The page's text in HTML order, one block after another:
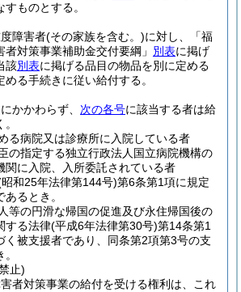
ものとする。
障害者(その家族を含む。)に対し、「福
対策事業補助金交付要綱」 別表に掲げ
該別表に掲げる品目の物品を別に定める
る手続きに従い給付する。
かかわらず、 次の各号に該当する者は給
る病院又は診療所に入院している者
の指定する独立行政法人国立病院機構の
関に入院、入所委託されている者
和25年法律第144号)第6条第1項に規定
るとき。
等の円滑な帰国の促進及び永住帰国後の
する法律(平成6年法律第30号)第14条第1
く被支援者であり、同条第2項第3号の支
止)
者対策事業の給付を受ける権利は、これ